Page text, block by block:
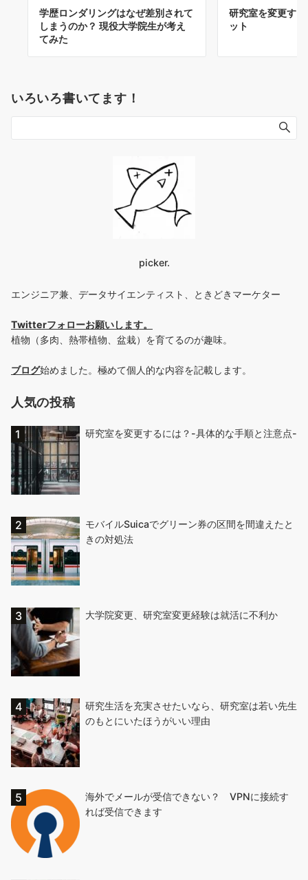
学歴ロンダリングはなぜ差別されて
しまうのか？ 現役大学院生が考え
てみた
研究室を変更す
ット
いろいろ書いてます！
picker.
エンジニア兼、データサイエンティスト、ときどきマーケター
Twitterフォローお願いします。
植物（多肉、熱帯植物、盆栽）を育てるのが趣味。
ブログ始めました。極めて個人的な内容を記載します。
人気の投稿
研究室を変更するには？-具体的な手順と注意点-
モバイルSuicaでグリーン券の区間を間違えたと
きの対処法
大学院変更、研究室変更経験は就活に不利か
研究生活を充実させたいなら、研究室は若い先生
のもとにいたほうがいい理由
海外でメールが受信できない？ VPNに接続す
れば受信できます